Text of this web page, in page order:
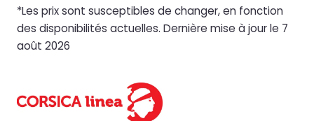
*Les prix sont susceptibles de changer, en fonction
des disponibilités actuelles. Dernière mise à jour le 7
août 2026